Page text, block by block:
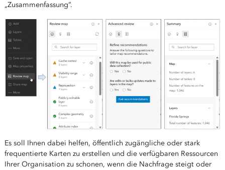
„Zusammenfassung“.
Es soll Ihnen dabei helfen, öffentlich zugängliche oder stark
frequentierte Karten zu erstellen und die verfügbaren Ressourcen
Ihrer Organisation zu schonen, wenn die Nachfrage steigt oder